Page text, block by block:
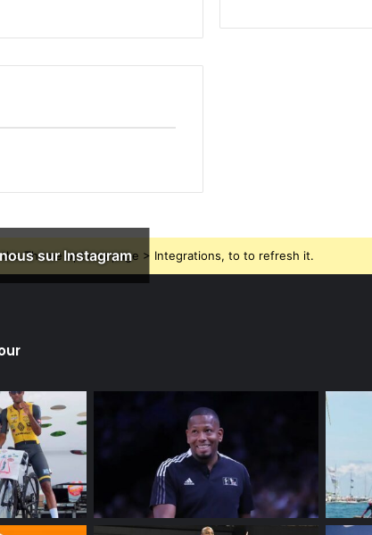
sur Instagram
Theme options page > Integrations, to to refresh it.